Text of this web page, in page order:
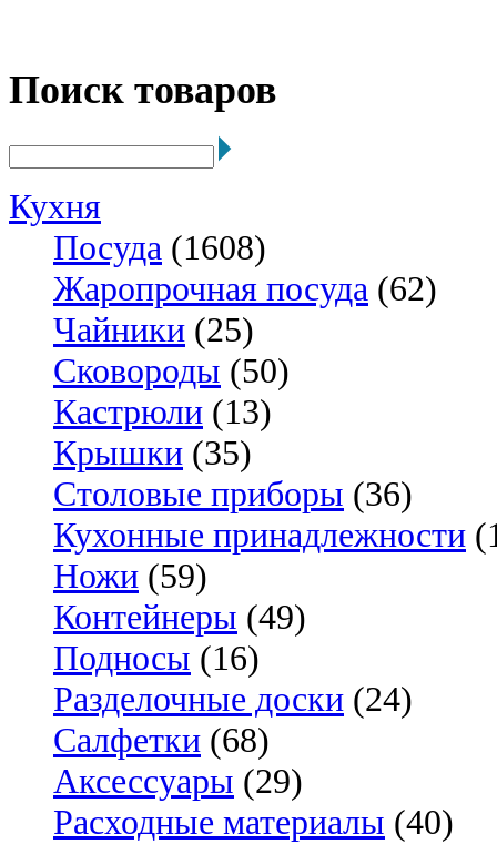
Поиск товаров
Кухня
Посуда (1608)
Жаропрочная посуда (62)
Чайники (25)
Сковороды (50)
Кастрюли (13)
Крышки (35)
Столовые приборы (36)
Кухонные принадлежности
Ножи (59)
Контейнеры (49)
Подносы (16)
Разделочные доски (24)
Салфетки (68)
Аксессуары (29)
Расходные материалы (40)